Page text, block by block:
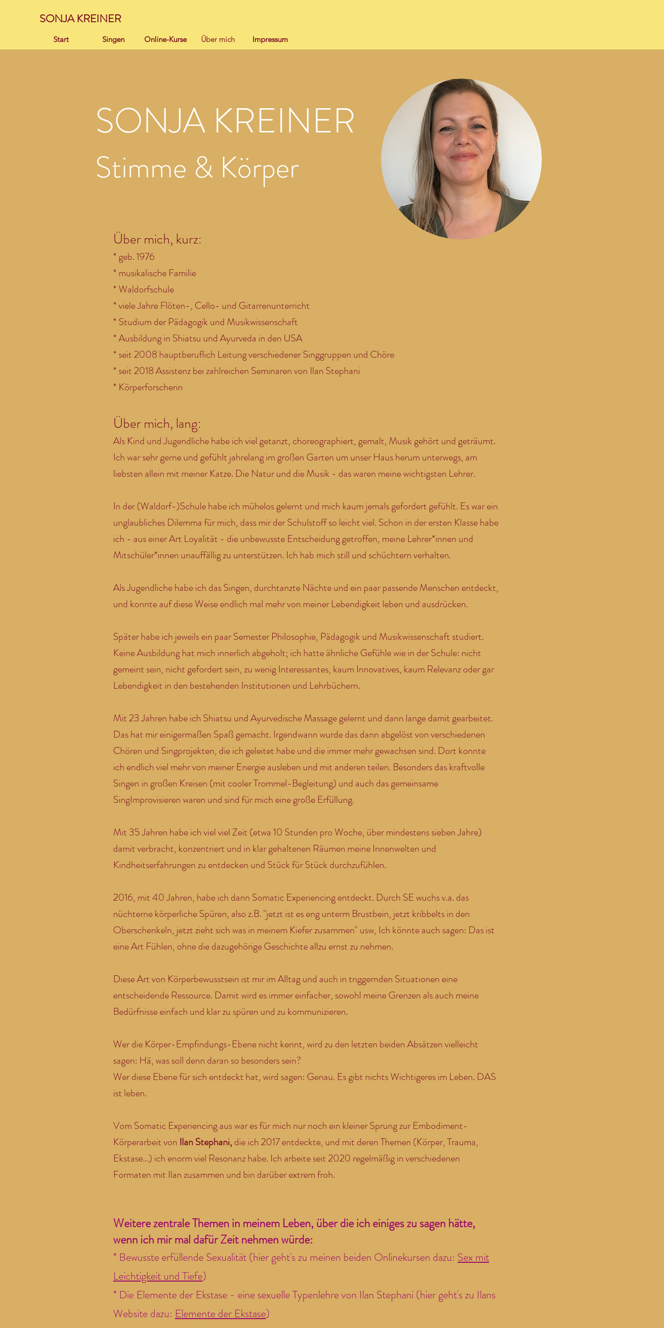
SONJA KREINER
Start Singen Online-Kurse Über mich Impressum
Über mich, kurz:
* geb. 1976
* musikalische Familie
* Waldorfschule
* viele Jahre Flöten-, Cello- und Gitarrenunterricht
* Studium der Pädagogik und Musikwissenschaft
* Ausbildung in Shiatsu und Ayurveda in den USA
* seit 2008 hauptberuflich Leitung verschiedener Singgruppen und Chöre
* seit 2018 Assistenz bei zahlreichen Seminaren von Ilan Stephani
* Körperforscherin
Über mich, lang:
Als Kind und Jugendliche habe ich viel getanzt, choreographiert, gemalt, Musik gehört und geträumt.
Ich war sehr gerne und gefühlt jahrelang im großen Garten um unser Haus herum unterwegs, am
liebsten allein mit meiner Katze. Die Natur und die Musik - das waren meine wichtigsten Lehrer.
In der (Waldorf-)Schule habe ich mühelos gelernt und mich kaum jemals gefordert gefühlt. Es war ein
unglaubliches Dilemma für mich, dass mir der Schulstoff so leicht viel. Schon in der ersten Klasse habe
ich - aus einer Art Loyalität - die unbewusste Entscheidung getroffen, meine Lehrer*innen und
Mitschüler*innen unauffällig zu unterstützen. Ich hab mich still und schüchtern verhalten.
Als Jugendliche habe ich das Singen, durchtanzte Nächte und ein paar passende Menschen entdeckt,
und konnte auf diese Weise endlich mal mehr von meiner Lebendigkeit leben und ausdrücken.
Später habe ich jeweils ein paar Semester Philosophie, Pädagogik und Musikwissenschaft studiert.
Keine Ausbildung hat mich innerlich abgeholt; ich hatte ähnliche Gefühle wie in der Schule: nicht
gemeint sein, nicht gefordert sein, zu wenig Interessantes, kaum Innovatives, kaum Relevanz oder gar
Lebendigkeit in den bestehenden Institutionen und Lehrbüchern.
Mit 23 Jahren habe ich Shiatsu und Ayurvedische Massage gelernt und dann lange damit gearbeitet.
Das hat mir einigermaßen Spaß gemacht. Irgendwann wurde das dann abgelöst von verschiedenen
Chören und Singprojekten, die ich geleitet habe und die immer mehr gewachsen sind. Dort konnte
ich endlich viel mehr von meiner Energie ausleben und mit anderen teilen. Besonders das kraftvolle
Singen in großen Kreisen (mit cooler Trommel-Begleitung) und auch das gemeinsame
SingImprovisieren waren und sind für mich eine große Erfüllung.
Mit 35 Jahren habe ich viel viel Zeit (etwa 10 Stunden pro Woche, über mindestens sieben Jahre)
damit verbracht, konzentriert und in klar gehaltenen Räumen meine Innenwelten und
Kindheitserfahrungen zu entdecken und Stück für Stück durchzufühlen.
2016, mit 40 Jahren, habe ich dann Somatic Experiencing entdeckt. Durch SE wuchs v.a. das
nüchterne körperliche Spüren, also z.B. "jetzt ist es eng unterm Brustbein, jetzt kribbelts in den
Oberschenkeln, jetzt zieht sich was in meinem Kiefer zusammen" usw, Ich könnte auch sagen: Das ist
eine Art Fühlen, ohne die dazugehörige Geschichte allzu ernst zu nehmen.
Diese Art von Körperbewusstsein ist mir im Alltag und auch in triggernden Situationen eine
entscheidende Ressource. Damit wird es immer einfacher, sowohl meine Grenzen als auch meine
Bedürfnisse einfach und klar zu spüren und zu kommunizieren.
Wer die Körper-Empfindungs-Ebene nicht kennt, wird zu den letzten beiden Absätzen vielleicht
sagen: Hä, was soll denn daran so besonders sein?
Wer diese Ebene für sich entdeckt hat, wird sagen: Genau. Es gibt nichts Wichtigeres im Leben. DAS
ist leben.
Vom Somatic Experiencing aus war es für mich nur noch ein kleiner Sprung zur Embodiment-
Körperarbeit von Ilan Stephani,die ich 2017 entdeckte, und mit deren Themen (Körper, Trauma,
Ekstase...) ich enorm viel Resonanz habe. Ich arbeite seit 2020 regelmäßig in verschiedenen
Formaten mit Ilan zusammen und bin darüber extrem froh.
Weitere zentrale Themen in meinem Leben, über die ich einiges zu sagen hätte,
wenn ich mir mal dafür Zeit nehmen würde:
* Bewusste erfüllende Sexualität (hier geht's zu meinen beiden Onlinekursen dazu: Sex mit
Leichtigkeit und Tiefe)
* Die Elemente der Ekstase - eine sexuelle Typenlehre von Ilan Stephani (hier geht's zu Ilans
Website dazu: Elemente der Ekstase)
SONJA KREINER
Stimme & Körper